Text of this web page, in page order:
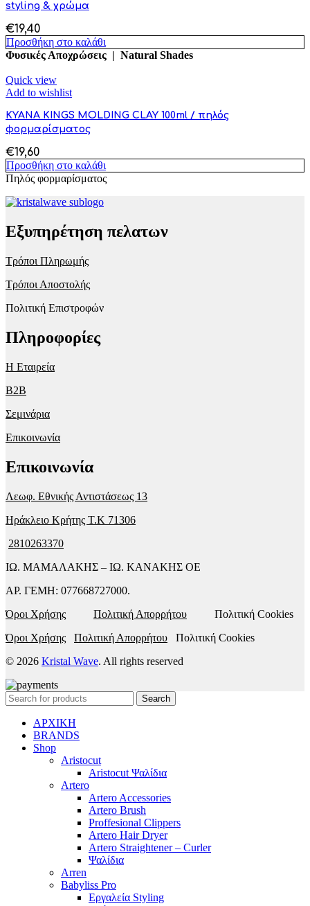
styling & χρώμα
€19,40
Προσθήκη στο καλάθι
Φυσικές Αποχρώσεις | Natural Shades
Quick view
Add to wishlist
KYANA KINGS MOLDING CLAY 100ml / πηλός
φορμαρίσματος
€19,60
Προσθήκη στο καλάθι
Πηλός φορμαρίσματος
Εξυπηρέτηση πελατων
Τρόποι Πληρωμής
Τρόποι Αποστολής
Πολιτική Επιστροφών
Πληροφορίες
Η Εταιρεία
B2B
Σεμινάρια
Επικοινωνία
Επικοινωνία
Λεωφ. Εθνικής Αντιστάσεως 13
Ηράκλειο Κρήτης T.K 71306
2810263370
ΙΩ. ΜΑΜΑΛΑΚΗΣ – ΙΩ. ΚΑΝΑΚΗΣ ΟΕ
ΑΡ. ΓΕΜΗ: 077668727000.
Όροι Χρήσης
Πολιτική Απορρήτου Πολιτική Cookies
Όροι Χρήσης
Πολιτική Απορρήτου Πολιτική Cookies
© 2026 Kristal Wave. All rights reserved
Search
ΑΡΧΙΚΗ
BRANDS
Shop
Aristocut
Aristocut Ψαλίδια
Artero
Artero Accessories
Artero Brush
Proffesional Clippers
Artero Hair Dryer
Artero Straightener – Curler
Ψαλίδια
Arren
Babyliss Pro
Εργαλεία Styling